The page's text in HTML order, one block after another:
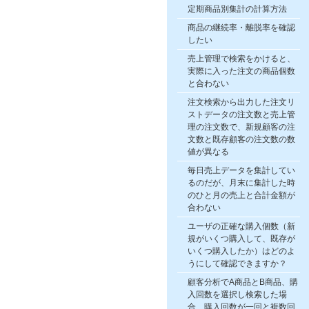
定期商品別集計の計算方法
商品の継続率・離脱率を確認
したい
売上管理で検索をかけると、
実際に入った注文の商品個数
と合わない
注文検索から出力した注文リ
ストデータの注文数と売上管
理の注文数で、新規顧客の注
文数と既存顧客の注文数の数
値が異なる
毎日売上データを集計してい
るのだが、月末に集計した時
のひと月の売上と合計金額が
合わない
ユーザの正確な購入個数（新
規がいくつ購入して、既存が
いくつ購入したか）はどのよ
うにして確認できますか？
顧客分析でA商品とB商品、購
入回数を選択し検索した場
合、購入回数が一回と複数回